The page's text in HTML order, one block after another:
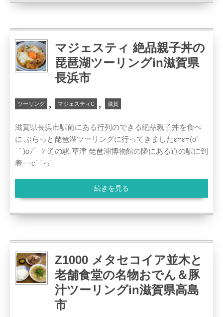
マジェスティ 絶品親子丼の
琵琶湖ツーリングin滋賀県
長浜市
ツーリング , マジェスティC , 滋賀
滋賀県長浜市駅前にある行列のできる絶品親子丼を食べ
に ぶらっと琵琶湖ツーリングに行ってきましたε=ε=(oﾟ
ｰﾟ)oﾌﾞｰﾝ 道の駅 草津 琵琶湖博物館の隣にある道の駅に到
着≡≡c⌒っﾟ
続きを見る
Z1000 メタセコイア並木と
老舗食堂の名物おでん＆豚
汁ツーリングin滋賀県高島
市